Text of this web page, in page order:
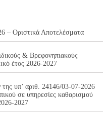
– Οριστικά Αποτελέσματα
& Βρεφονηπιακούς
έτος 2026-2027
υπ’ αριθ. 24146/03-07-2026
σε υπηρεσίες καθαρισμού
2027